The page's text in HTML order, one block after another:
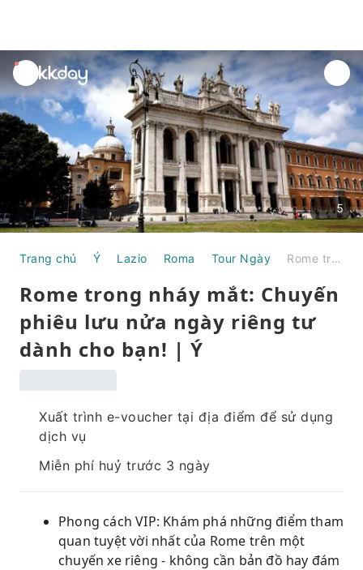
unread
notifications
5
Trang chủ Ý Lazio Roma Tour Ngày Rome trong nháy mắt: Chuyến phiêu lưu nửa ngày riêng tư dành cho bạn! | Ý
Rome trong nháy mắt: Chuyến
phiêu lưu nửa ngày riêng tư
dành cho bạn! | Ý
Xuất trình e-voucher tại địa điểm để sử dụng
dịch vụ
Miễn phí huỷ trước 3 ngày
Phong cách VIP: Khám phá những điểm tham
quan tuyệt vời nhất của Rome trên một
chuyến xe riêng - không cần bản đồ hay đám